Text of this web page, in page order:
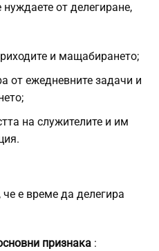
от делегиране,
и мащабирането;
от ежедневните задачи и
на служителите и им
е време да делегира
признака :